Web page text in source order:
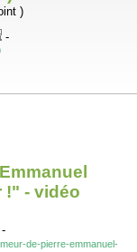
)
-
!" - vidéo
-
de-pierre-emmanuel-